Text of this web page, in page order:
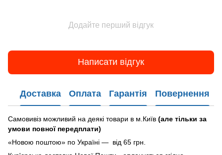
Додайте перший відгук
Написати відгук
Доставка Оплата Гарантія Повернення
Самовивіз можливий на деякі товари в м.Київ (але тільки за
умови повної передплати)
«Новою поштою» по Україні — від 65 грн.